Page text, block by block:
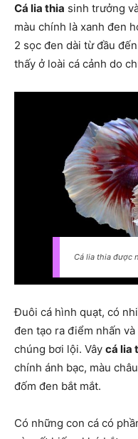
Cá lia thia sinh trưởng
màu chính là xanh đen
2 sọc đen dài từ đầu
thấy ở loài cá cảnh do
Cá lia thia được
Đuôi cá hình quạt, có
đen tạo ra điểm nhấn
chúng bơi lội. Vây cá lia
chính ánh bạc, màu
đốm đen bắt mắt.
Có những con cá có